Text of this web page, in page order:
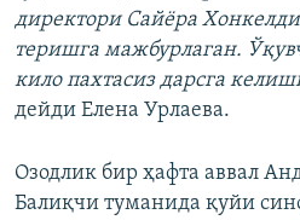
директори Сайёра
теришга мажбурлаган.
кило пахтасиз дарсга
дейди Елена Урлаева.
Озодлик бир ҳафта аввал
Балиқчи туманида қуйи